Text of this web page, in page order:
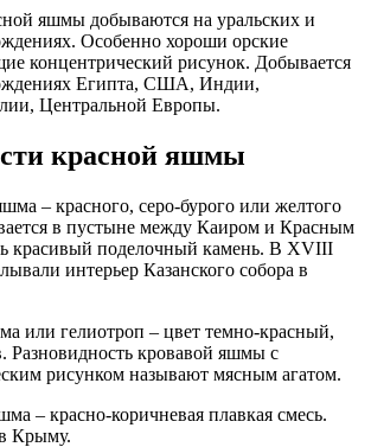
яшмы добываются на уральских и
Особенно хороши орские
концентрический рисунок. Добывается
Египта, США, Индии,
Центральной Европы.
красной яшмы
– красного, серо-бурого или желтого
в пустыне между Каиром и Красным
красивый поделочный камень. В XVIII
интерьер Казанского собора в
или гелиотроп – цвет темно-красный,
Разновидность кровавой яшмы с
рисунком называют мясным агатом.
– красно-коричневая плавкая смесь.
Крыму.